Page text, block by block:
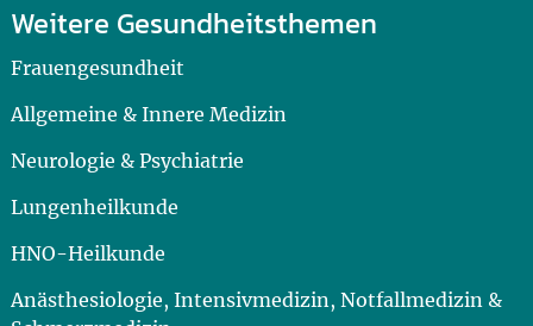
Weitere Gesundheitsthemen
Frauengesundheit
Allgemeine & Innere Medizin
Neurologie & Psychiatrie
Lungenheilkunde
HNO-Heilkunde
Anästhesiologie, Intensivmedizin, Notfallmedizin &